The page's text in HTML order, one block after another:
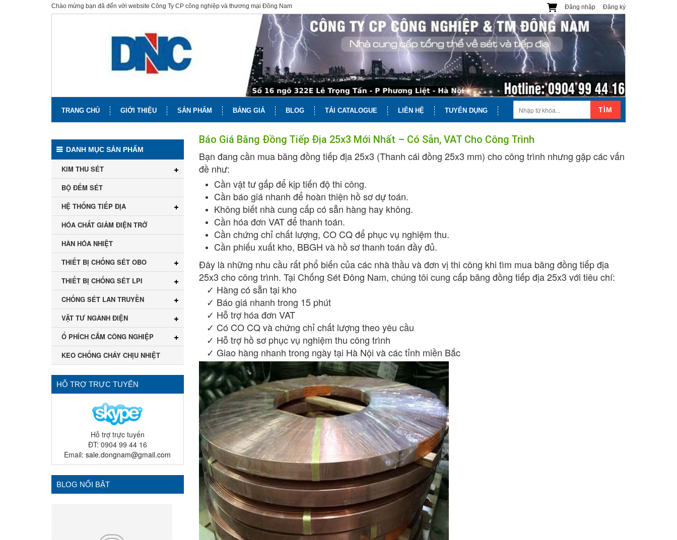
Chào mừng bạn đã đến với website Công Ty CP công nghiệp và thương mại Đông Nam Đăng ký
Đăng nhập
TRANG CHỦ GIỚI THIỆU SẢN PHẨM BẢNG GIÁ BLOG TẢI CATALOGUE LIÊN HỆ TUYỂN DỤNG TÌM
Báo Giá Băng Đồng Tiếp Địa 25x3 Mới Nhất – Có Sẵn, VAT Cho Công Trình
Bạn đang cần mua băng đồng tiếp địa 25x3 (Thanh cái đồng 25x3 mm) cho công trình nhưng gặp các vấn
đề như:
Cần vật tư gấp để kịp tiến độ thi công.
Cần báo giá nhanh để hoàn thiện hồ sơ dự toán.
Không biết nhà cung cấp có sẵn hàng hay không.
Cần hóa đơn VAT để thanh toán.
Cần chứng chỉ chất lượng, CO CQ để phục vụ nghiệm thu.
Cần phiếu xuất kho, BBGH và hồ sơ thanh toán đầy đủ.
Đây là những nhu cầu rất phổ biến của các nhà thầu và đơn vị thi công khi tìm mua băng đồng tiếp địa
25x3 cho công trình. Tại Chống Sét Đông Nam, chúng tôi cung cấp băng đồng tiếp địa 25x3 với tiêu chí:
✓ Hàng có sẵn tại kho
✓ Báo giá nhanh trong 15 phút
✓ Hỗ trợ hóa đơn VAT
✓ Có CO CQ và chứng chỉ chất lượng theo yêu cầu
✓ Hỗ trợ hồ sơ phục vụ nghiệm thu công trình
✓ Giao hàng nhanh trong ngày tại Hà Nội và các tỉnh miền Bắc
DANH MỤC SẢN PHẨM
KIM THU SÉT
BỘ ĐẾM SÉT
HỆ THỐNG TIẾP ĐỊA
HÓA CHẤT GIẢM ĐIỆN TRỞ
HÀN HÓA NHIỆT
THIẾT BỊ CHỐNG SÉT OBO
THIẾT BỊ CHỐNG SÉT LPI
CHỐNG SÉT LAN TRUYỀN
VẬT TƯ NGÀNH ĐIỆN
Ổ PHÍCH CẮM CÔNG NGHIỆP
KEO CHỐNG CHÁY CHỊU NHIỆT
HỖ TRỢ TRỰC TUYẾN
Hỗ trợ trực tuyến
ĐT: 0904 99 44 16
Email:sale.dongnam@gmail.com
BLOG NỔI BẬT